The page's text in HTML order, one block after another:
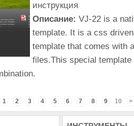
инструкция
Описание: VJ-22 is a
template. It is a css
template that comes with
files.This special
1 2 3 4 5 6 7 8 9 10 >